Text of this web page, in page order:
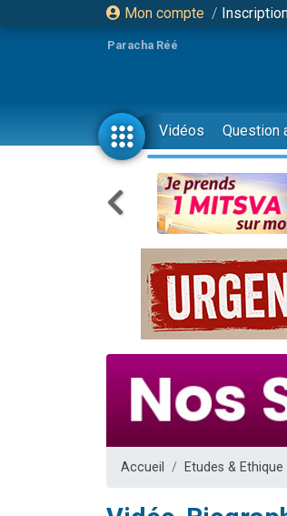
Mon compte /
Paracha Réé
Vidéos Question
Accueil Etudes & Ethique